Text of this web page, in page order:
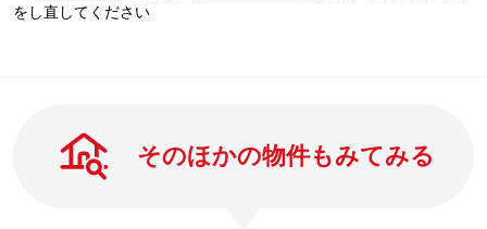
をし直してください
そのほかの物件もみてみる